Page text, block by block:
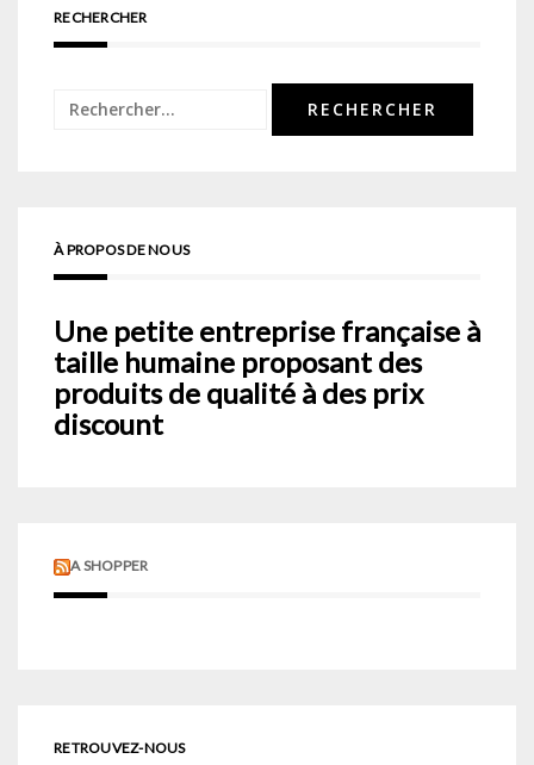
RECHERCHER
Rechercher :
À PROPOS DE NOUS
Une petite entreprise française à
taille humaine proposant des
produits de qualité à des prix
discount
A SHOPPER
RETROUVEZ-NOUS